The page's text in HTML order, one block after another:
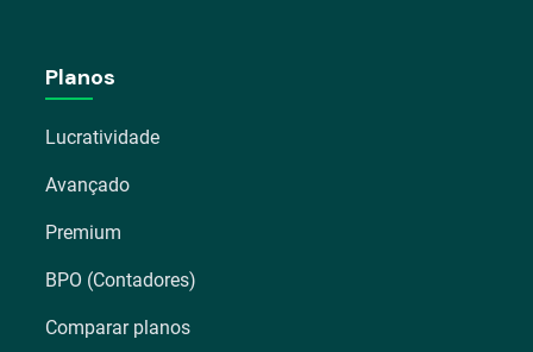
Planos
Lucratividade
Avançado
Premium
BPO (Contadores)
Comparar planos